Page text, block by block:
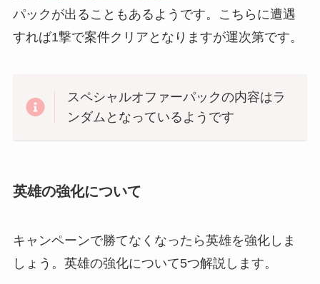
パックが出ることもあるようです。こちらに遭遇
すれば1撃で案件クリアとなりますが運次第です。
スペシャルオファーパックの内容はラ
ンダムとなっているようです
英雄の強化について
キャンペーンで勝てなくなったら英雄を強化しま
しょう。英雄の強化について5つ解説します。